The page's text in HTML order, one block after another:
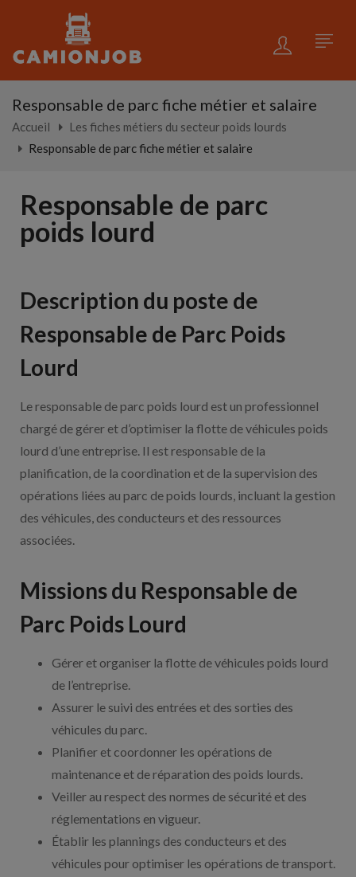
Responsable de parc fiche métier et salaire
Accueil
Les fiches métiers du secteur poids lourds
Responsable de parc fiche métier et salaire
Responsable de parc
poids lourd
Description du poste de
Responsable de Parc Poids
Lourd
Le responsable de parc poids lourd est un professionnel
chargé de gérer et d’optimiser la flotte de véhicules poids
lourd d’une entreprise. Il est responsable de la
planification, de la coordination et de la supervision des
opérations liées au parc de poids lourds, incluant la gestion
des véhicules, des conducteurs et des ressources
associées.
Missions du Responsable de
Parc Poids Lourd
Gérer et organiser la flotte de véhicules poids lourd
de l’entreprise.
Assurer le suivi des entrées et des sorties des
véhicules du parc.
Planifier et coordonner les opérations de
maintenance et de réparation des poids lourds.
Veiller au respect des normes de sécurité et des
réglementations en vigueur.
Établir les plannings des conducteurs et des
véhicules pour optimiser les opérations de transport.